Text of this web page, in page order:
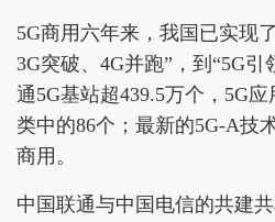
5G商用六年来，我国已实现
3G突破、4G并跑”，到“5G
通5G基站超439.5万个，5G
类中的86个；最新的5G-A技
商用。
中国联通与中国电信的共建